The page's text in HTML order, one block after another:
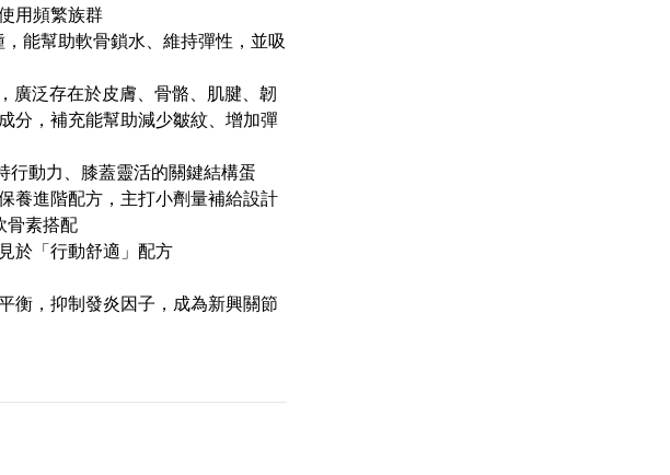
用頻繁族群
能幫助軟骨鎖水、維持彈性，並吸
廣泛存在於皮膚、骨骼、肌腱、韌
分，補充能幫助減少皺紋、增加彈
行動力、膝蓋靈活的關鍵結構蛋
養進階配方，主打小劑量補給設計
骨素搭配
於「行動舒適」配方
衡，抑制發炎因子，成為新興關節